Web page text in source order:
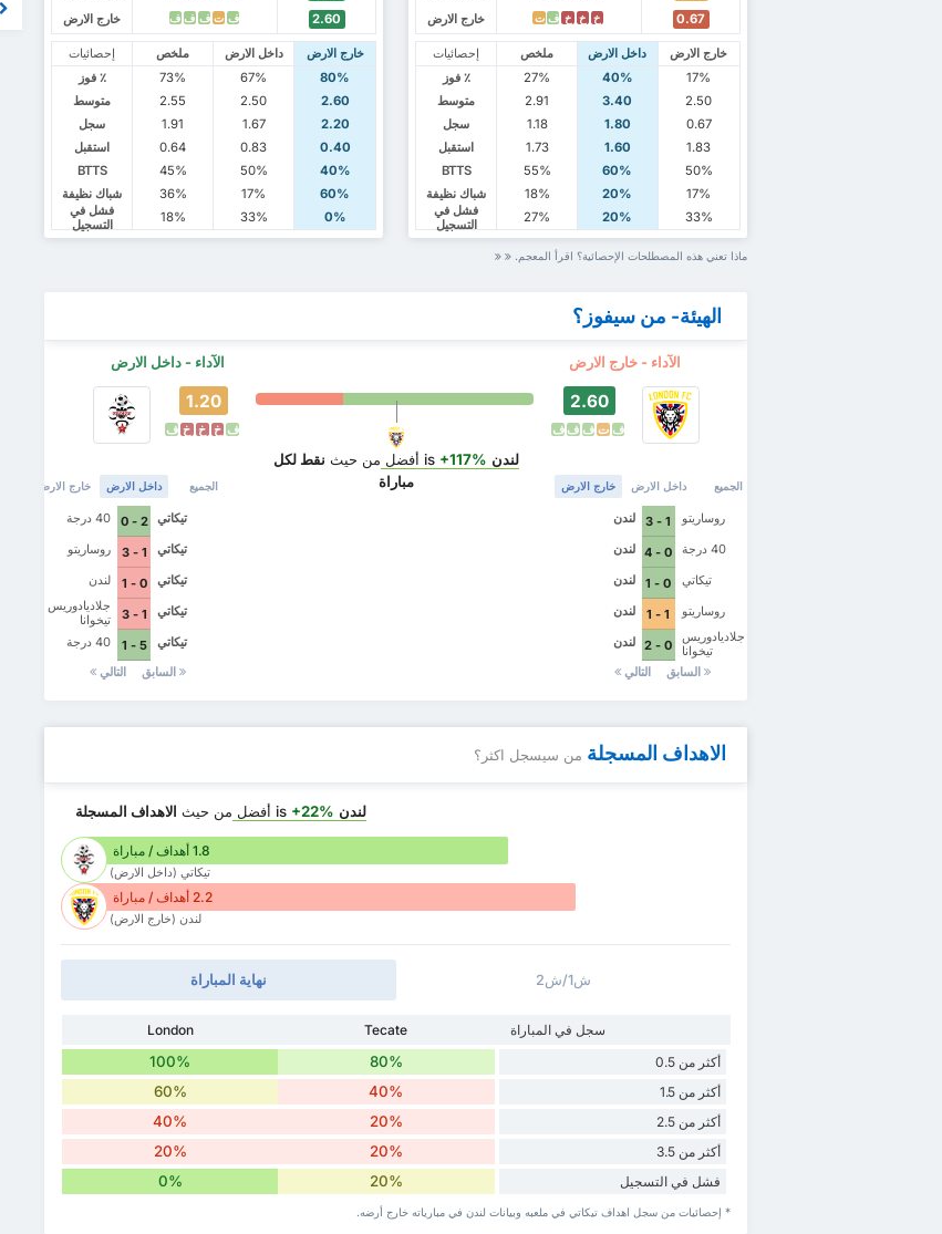
خارج الارض
خ خ خ ف ت 0.67
إحصائيات ملخص داخل الارض
خارج الارض
٪ فوز
27% 40%
17%
متوسط
2.91 3.40
2.50
سجل
1.18 1.80
0.67
استقبل
1.73 1.60
1.83
BTTS
55% 60%
50%
شباك نظيفة
18% 20%
17%
فشل في
التسجيل
27% 20% 33%
خارج الارض
ف ت ف ف ف 2.60
إحصائيات ملخص داخل الارض
خارج الارض
٪ فوز
73% 67%
80%
متوسط
2.55 2.50
2.60
سجل
1.91 1.67
2.20
استقبل
0.64 0.83
0.40
BTTS
45% 50%
40%
شباك نظيفة
36% 17%
60%
فشل في
التسجيل
18% 33% 0%
ماذا تعني هذه المصطلحات الإحصائية؟ اقرأ المعجم.
الهيئة- من سيفوز؟
الآداء - داخل الارض الآداء - خارج الارض
1.20
ف خ خ خ ف
الجميع داخل الارض خارج الارض
40 درجة 2 - 0
تيكاتي
روساريتو
1 - 3
تيكاتي
لندن
0 - 1
تيكاتي
جلاديادوريس
تيخوانا
1 - 3
تيكاتي
40 درجة
5 - 1
تيكاتي
السابق
التالي
لندن +117% أفضل من حيث نقط لكل
مباراة
2.60
ف ت ف ف ف
الجميع داخل الارض خارج الارض
لندن 1 - 3
روساريتو
لندن
0 - 4
40 درجة
لندن
0 - 1
تيكاتي
لندن
1 - 1
روساريتو
لندن
0 - 2
جلاديادوريس
تيخوانا
السابق
التالي
الاهداف المسجلة من سيسجل اكثر؟
لندن +22% أفضل من حيث الاهداف المسجلة
1.8 أهداف / مباراة
تيكاتي (داخل الارض)
2.2 أهداف / مباراة
لندن (خارج الارض)
نهاية المباراة ش1/ش2
سجل في المباراة Tecate
London
أكثر من 0.5
80%
100%
أكثر من 1.5 40%
60%
أكثر من 2.5 20%
40%
أكثر من 3.5 20%
20%
فشل في التسجيل 20%
0%
* إحصائيات من سجل اهداف تيكاتي في ملعبه وبيانات لندن في مبارياته خارج أرضه.